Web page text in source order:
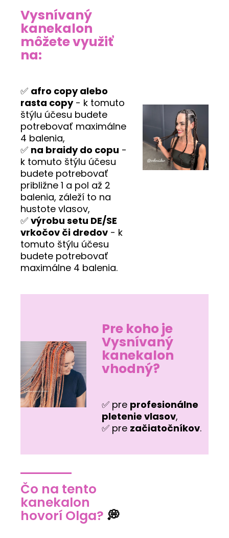
Vysnívaný
kanekalon
môžete využiť
na:
✅ afro copy alebo
rasta copy- k tomuto
štýlu účesu budete
potrebovať maximálne
4 balenia,
✅ na braidy do copu -
k tomuto štýlu účesu
budete potrebovať
približne 1 a pol až 2
balenia, záleží to na
hustote vlasov,
✅ výrobu setu DE/SE
vrkočov či dredov - k
tomuto štýlu účesu
budete potrebovať
maximálne 4 balenia.
Pre koho je
Vysnívaný
kanekalon
vhodný?
✅ pre profesionálne
pletenie vlasov,
✅ pre začiatočníkov.
Čo na tento
kanekalon
hovorí Olga? 💭